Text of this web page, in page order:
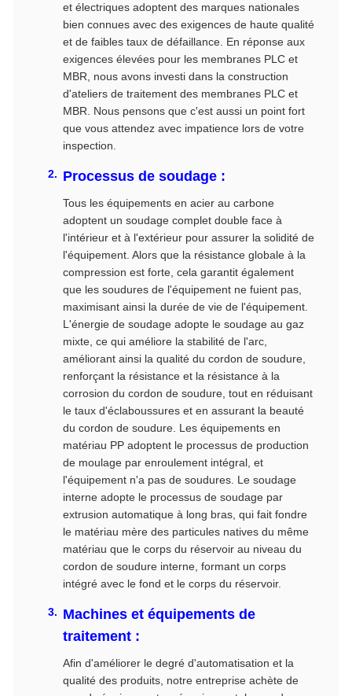
et électriques adoptent des marques nationales
bien connues avec des exigences de haute qualité
et de faibles taux de défaillance. En réponse aux
exigences élevées pour les membranes PLC et
MBR, nous avons investi dans la construction
d'ateliers de traitement des membranes PLC et
MBR. Nous pensons que c'est aussi un point fort
que vous attendez avec impatience lors de votre
inspection.
Processus de soudage :
Tous les équipements en acier au carbone
adoptent un soudage complet double face à
l'intérieur et à l'extérieur pour assurer la solidité de
l'équipement. Alors que la résistance globale à la
compression est forte, cela garantit également
que les soudures de l'équipement ne fuient pas,
maximisant ainsi la durée de vie de l'équipement.
L'énergie de soudage adopte le soudage au gaz
mixte, ce qui améliore la stabilité de l'arc,
améliorant ainsi la qualité du cordon de soudure,
renforçant la résistance et la résistance à la
corrosion du cordon de soudure, tout en réduisant
le taux d'éclaboussures et en assurant la beauté
du cordon de soudure. Les équipements en
matériau PP adoptent le processus de production
de moulage par enroulement intégral, et
l'équipement n'a pas de soudures. Le soudage
interne adopte le processus de soudage par
extrusion automatique à long bras, qui fait fondre
le matériau mère des particules natives du même
matériau que le corps du réservoir au niveau du
cordon de soudure interne, formant un corps
intégré avec le fond et le corps du réservoir.
Machines et équipements de
traitement :
Afin d'améliorer le degré d'automatisation et la
qualité des produits, notre entreprise achète de